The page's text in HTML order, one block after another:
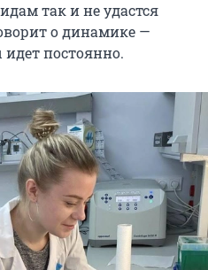
так и не удастся
о динамике —
постоянно.